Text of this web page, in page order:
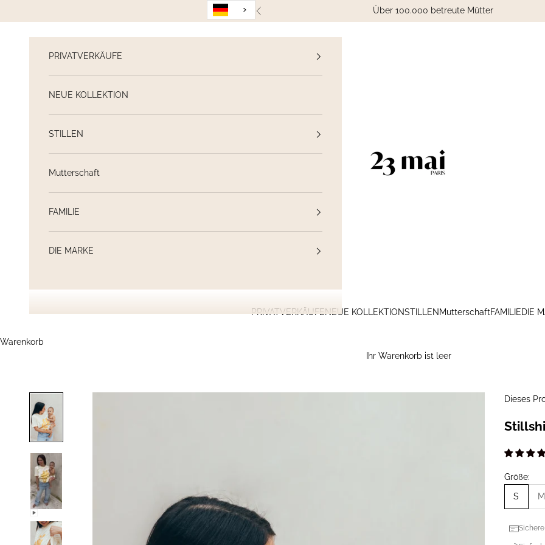
Zurück Über 100.000 betreute Mütter
23 Mai Paris
PRIVATVERKÄUFENEUE KOLLEKTIONSTILLEN MutterschaftFAMILIEDIE
PRIVATVERKÄUFE
NEUE KOLLEKTION
STILLEN
Mutterschaft
FAMILIE
DIE MARKE
Warenkorb
Ihr Warenkorb ist leer
Dieses
Größe:
S M